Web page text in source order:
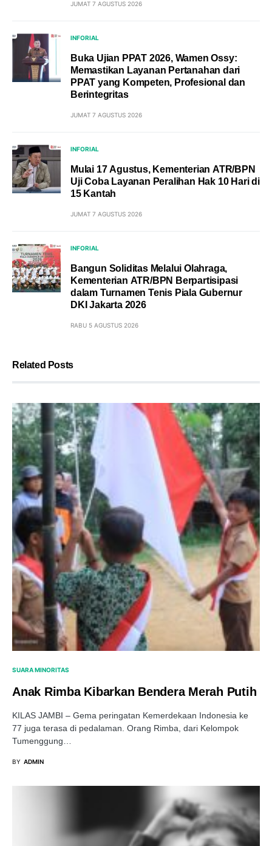
JUMAT 7 AGUSTUS 2026
INFORIAL
Buka Ujian PPAT 2026, Wamen Ossy:
Memastikan Layanan Pertanahan dari
PPAT yang Kompeten, Profesional dan
Berintegritas
JUMAT 7 AGUSTUS 2026
INFORIAL
Mulai 17 Agustus, Kementerian ATR/BPN
Uji Coba Layanan Peralihan Hak 10 Hari di
15 Kantah
JUMAT 7 AGUSTUS 2026
INFORIAL
Bangun Soliditas Melalui Olahraga,
Kementerian ATR/BPN Berpartisipasi
dalam Turnamen Tenis Piala Gubernur
DKI Jakarta 2026
RABU 5 AGUSTUS 2026
Related Posts
SUARA MINORITAS
Anak Rimba Kibarkan Bendera Merah Putih
KILAS JAMBI – Gema peringatan Kemerdekaan Indonesia ke
77 juga terasa di pedalaman. Orang Rimba, dari Kelompok
Tumenggung…
BY ADMIN